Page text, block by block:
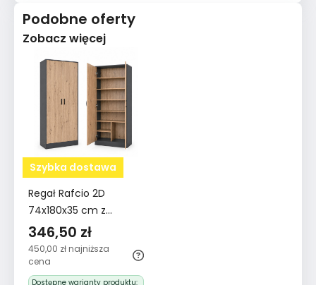
Podobne oferty
Zobacz więcej
Szybka dostawa
Regał Rafcio 2D
74x180x35 cm z
półkami i drzwiami do
pokoju biura dąb
artisan antracyt
bestseller
346,50 zł
450,00 zł najniższa
cena
Dostępne warianty produktu: